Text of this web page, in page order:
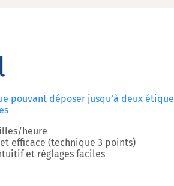
pouvant déposer jusqu’à deux
heure
efficace (technique 3 points)
et réglages faciles